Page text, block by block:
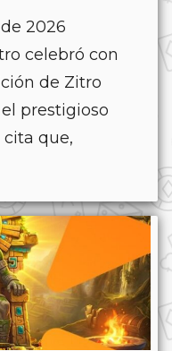
2026
celebró con
de Zitro
prestigioso
cita que,